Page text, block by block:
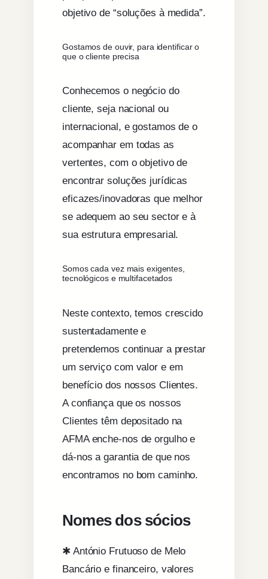
objetivo de “soluções à medida”.
Gostamos de ouvir, para identificar o
que o cliente precisa
Conhecemos o negócio do
cliente, seja nacional ou
internacional, e gostamos de o
acompanhar em todas as
vertentes, com o objetivo de
encontrar soluções jurídicas
eficazes/inovadoras que melhor
se adequem ao seu sector e à
sua estrutura empresarial.
Somos cada vez mais exigentes,
tecnológicos e multifacetados
Neste contexto, temos crescido
sustentadamente e
pretendemos continuar a prestar
um serviço com valor e em
benefício dos nossos Clientes.
A confiança que os nossos
Clientes têm depositado na
AFMA enche-nos de orgulho e
dá-nos a garantia de que nos
encontramos no bom caminho.
Nomes dos sócios
✱ António Frutuoso de Melo
Bancário e financeiro, valores